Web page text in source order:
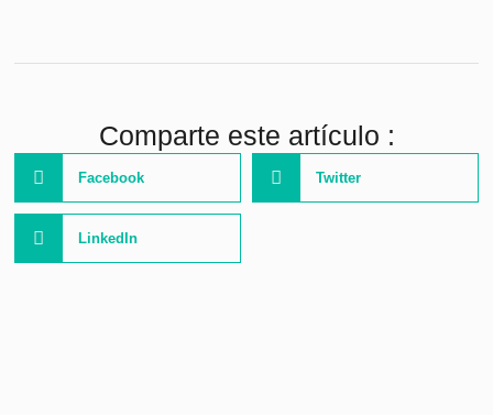
Comparte este artículo :
Facebook Twitter
LinkedIn